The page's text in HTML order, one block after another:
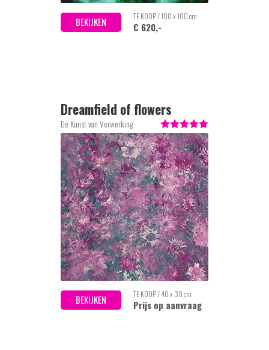
BEKIJKEN TE KOOP / 100 x 100 cm
€ 620,-
Dreamfield of flowers
De Kunst van Verwerking
BEKIJKEN TE KOOP / 40 x 30 cm
Prijs op aanvraag